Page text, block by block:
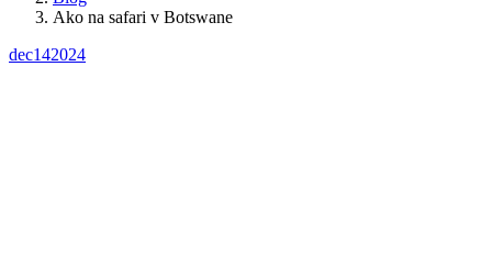
Ako na safari v Botswane
dec142024